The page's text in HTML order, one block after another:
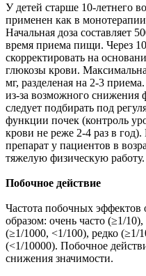
У детей старше 10-летнего
применен как в
Начальная доза составляет
время приема пищи. Через
скорректировать на
глюкозы крови.
мг, разделеная на 2-3
из-за возможного снижения
следует подбирать под
функции почек (контроль
крови не реже 2-4 раз в
препарат у пациентов в
тяжелую физическую работу.
Побочное действие
Частота побочных
образом: очень часто (≥1/
(≥1/1000, <1/100), редко (≥1/
(<1/10000). Побочное
снижения значимости.